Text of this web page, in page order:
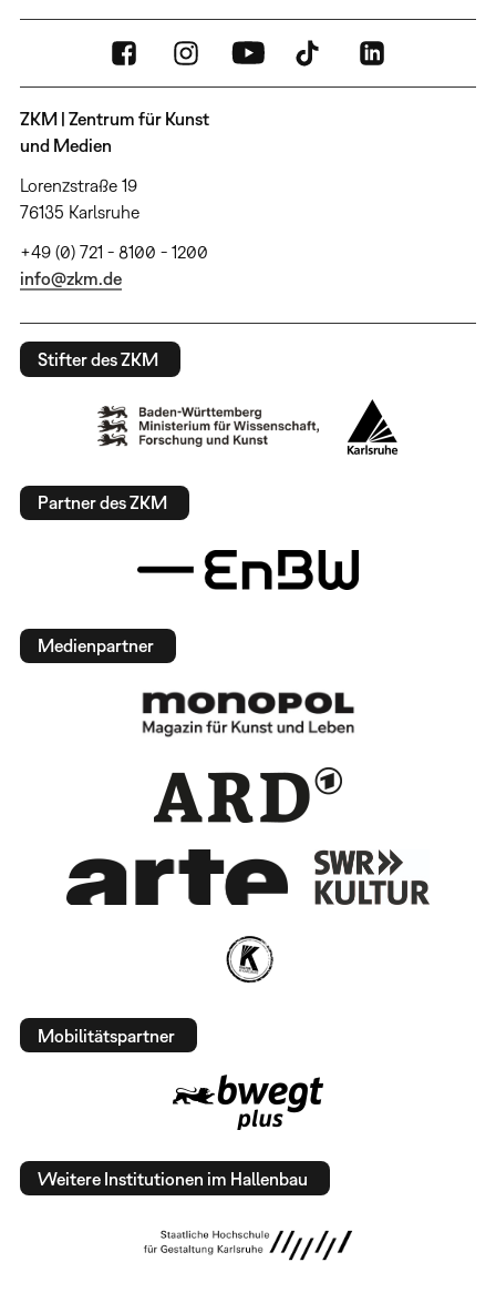
ZKM | Zentrum für Kunst
und Medien
Lorenzstraße 19
76135 Karlsruhe
+49 (0) 721 - 8100 - 1200
info@zkm.de
Stifter des ZKM
Partner des ZKM
Medienpartner
Mobilitätspartner
Weitere Institutionen im Hallenbau